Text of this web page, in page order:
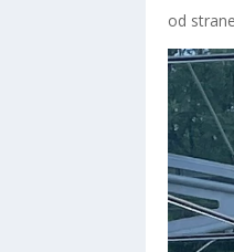
od strane